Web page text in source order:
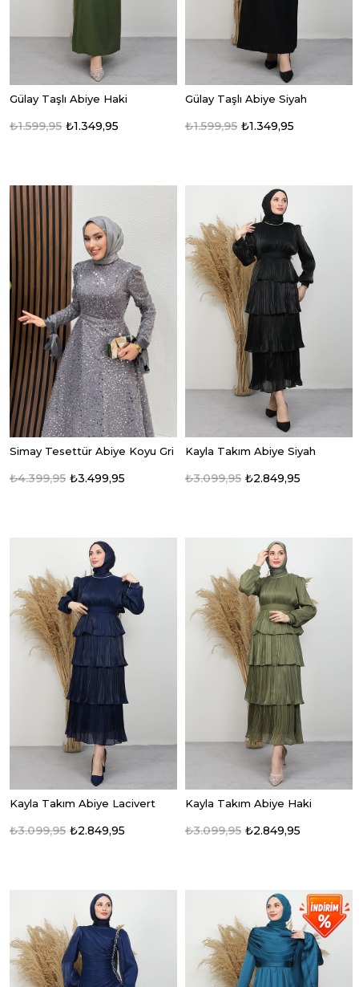
Gülay Taşlı Abiye Haki
₺1.349,95
₺1.599,95
Gülay Taşlı Abiye Siyah
₺1.349,95
₺1.599,95
Simay Tesettür Abiye Koyu Gri
₺3.499,95
₺4.399,95
Kayla Takım Abiye Siyah
₺2.849,95
₺3.099,95
Kayla Takım Abiye Lacivert
₺2.849,95
₺3.099,95
Kayla Takım Abiye Haki
₺2.849,95
₺3.099,95